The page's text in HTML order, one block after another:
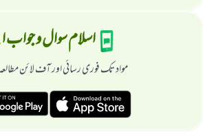
اسلام سوال و
مواد تک فوری رسائی اور آف لائن